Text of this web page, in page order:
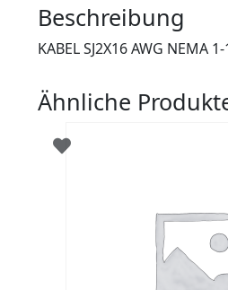
Beschreibung
KABEL SJ2X16 AWG NEMA
Ähnliche